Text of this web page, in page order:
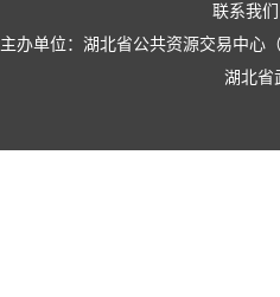
联系我们
主办单位：湖北省公共资源交易中心
湖北省